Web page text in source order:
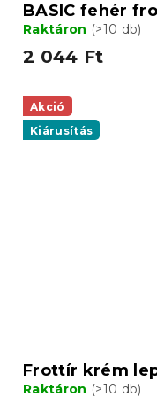
BASIC fehér
Raktáron (>10 db)
2 044 Ft
Akció
Kiárusítás
Frottír krém
Raktáron (>10 db)